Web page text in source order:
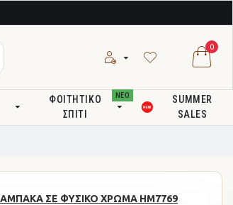
0
ΦΟΙΤΗΤΙΚΌ
ΣΠΊΤΙ
ΝΕΟ
SUMMER
SALES
ΣΕ ΦΥΣΙΚΟ ΧΡΩΜΑ HM7769